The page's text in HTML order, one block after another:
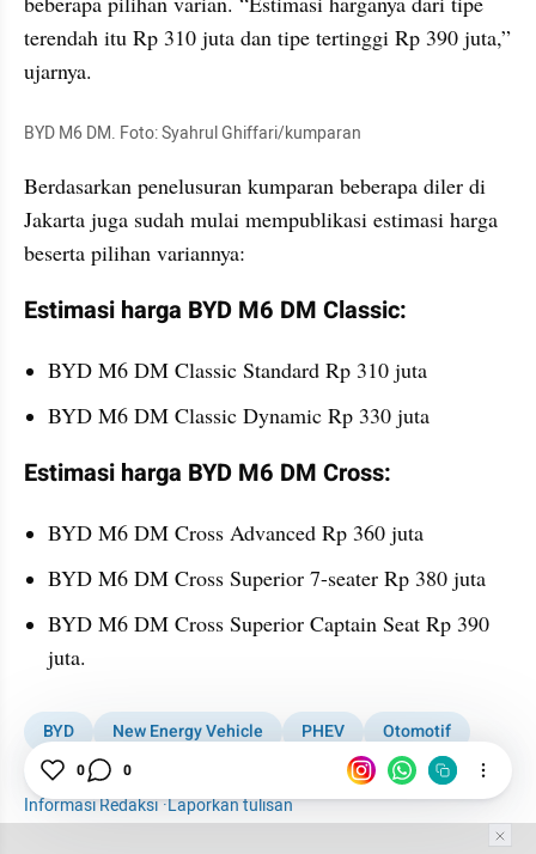
terendah itu Rp 310 juta dan tipe tertinggi Rp 390 juta,”
ujarnya.
BYD M6 DM. Foto: Syahrul Ghiffari/kumparan
Berdasarkan penelusuran kumparan beberapa diler di
Jakarta juga sudah mulai mempublikasi estimasi harga
beserta pilihan variannya:
Estimasi harga BYD M6 DM Classic:
BYD M6 DM Classic Standard Rp 310 juta
BYD M6 DM Classic Dynamic Rp 330 juta
Estimasi harga BYD M6 DM Cross:
BYD M6 DM Cross Advanced Rp 360 juta
BYD M6 DM Cross Superior 7-seater Rp 380 juta
BYD M6 DM Cross Superior Captain Seat Rp 390
juta.
BYD New Energy Vehicle PHEV
Otomotif
BYD M6
Informasi Redaksi·Laporkan tulisan
0 0